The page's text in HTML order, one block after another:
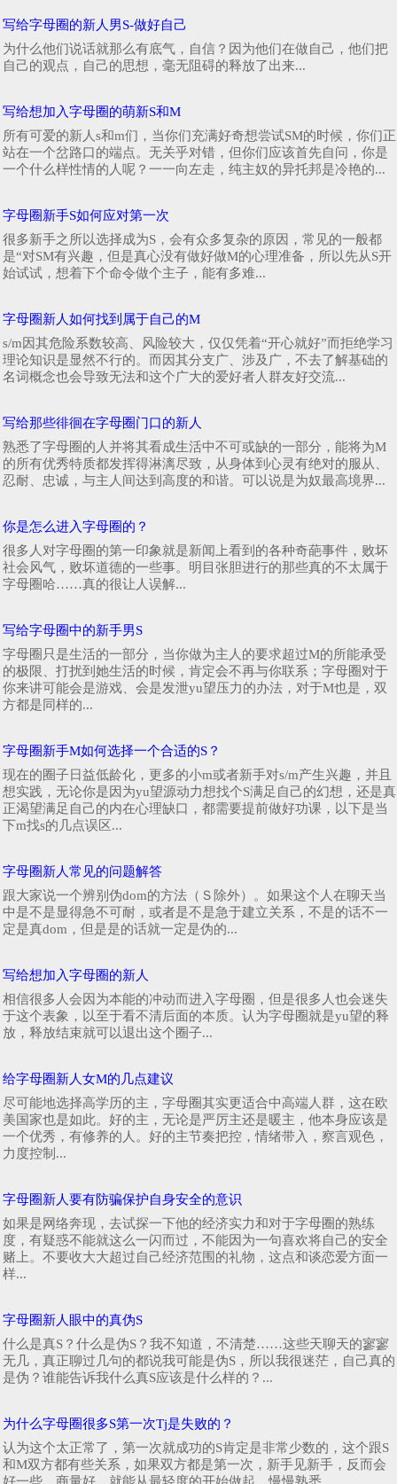
写给字母圈的新人男S-做好自己
为什么他们说话就那么有底气，自信？因为他们在做自己，他们把
自己的观点，自己的思想，毫无阻碍的释放了出来...
写给想加入字母圈的萌新S和M
所有可爱的新人s和m们，当你们充满好奇想尝试SM的时候，你们正
站在一个岔路口的端点。无关乎对错，但你们应该首先自问，你是
一个什么样性情的人呢？一一向左走，纯主奴的异托邦是冷艳的...
字母圈新手S如何应对第一次
很多新手之所以选择成为S，会有众多复杂的原因，常见的一般都
是“对SM有兴趣，但是真心没有做好做M的心理准备，所以先从S开
始试试，想着下个命令做个主子，能有多难...
字母圈新人如何找到属于自己的M
s/m因其危险系数较高、风险较大，仅仅凭着“开心就好”而拒绝学习
理论知识是显然不行的。而因其分支广、涉及广，不去了解基础的
名词概念也会导致无法和这个广大的爱好者人群友好交流...
写给那些徘徊在字母圈门口的新人
熟悉了字母圈的人并将其看成生活中不可或缺的一部分，能将为M
的所有优秀特质都发挥得淋漓尽致，从身体到心灵有绝对的服从、
忍耐、忠诚，与主人间达到高度的和谐。可以说是为奴最高境界...
你是怎么进入字母圈的？
很多人对字母圈的第一印象就是新闻上看到的各种奇葩事件，败坏
社会风气，败坏道德的一些事。明目张胆进行的那些真的不太属于
字母圈哈……真的很让人误解...
写给字母圈中的新手男S
字母圈只是生活的一部分，当你做为主人的要求超过M的所能承受
的极限、打扰到她生活的时候，肯定会不再与你联系；字母圈对于
你来讲可能会是游戏、会是发泄yu望压力的办法，对于M也是，双
方都是同样的...
字母圈新手M如何选择一个合适的S？
现在的圈子日益低龄化，更多的小m或者新手对s/m产生兴趣，并且
想实践，无论你是因为yu望源动力想找个S满足自己的幻想，还是真
正渴望满足自己的内在心理缺口，都需要提前做好功课，以下是当
下m找s的几点误区...
字母圈新人常见的问题解答
跟大家说一个辨别伪dom的方法（Ｓ除外）。如果这个人在聊天当
中是不是显得急不可耐，或者是不是急于建立关系，不是的话不一
定是真dom，但是是的话就一定是伪的...
写给想加入字母圈的新人
相信很多人会因为本能的冲动而进入字母圈，但是很多人也会迷失
于这个表象，以至于看不清后面的本质。认为字母圈就是yu望的释
放，释放结束就可以退出这个圈子...
给字母圈新人女M的几点建议
尽可能地选择高学历的主，字母圈其实更适合中高端人群，这在欧
美国家也是如此。好的主，无论是严厉主还是暖主，他本身应该是
一个优秀，有修养的人。好的主节奏把控，情绪带入，察言观色，
力度控制...
字母圈新人要有防骗保护自身安全的意识
如果是网络奔现，去试探一下他的经济实力和对于字母圈的熟练
度，有疑惑不能就这么一闪而过，不能因为一句喜欢将自己的安全
赌上。不要收大大超过自己经济范围的礼物，这点和谈恋爱方面一
样...
字母圈新人眼中的真伪S
什么是真S？什么是伪S？我不知道，不清楚……这些天聊天的寥寥
无几，真正聊过几句的都说我可能是伪S，所以我很迷茫，自己真的
是伪？谁能告诉我什么真S应该是什么样的？...
为什么字母圈很多S第一次Tj是失败的？
认为这个太正常了，第一次就成功的S肯定是非常少数的，这个跟S
和M双方都有些关系，如果双方都是第一次，新手见新手，反而会
好一些，商量好，就能从最轻度的开始做起，慢慢熟悉...